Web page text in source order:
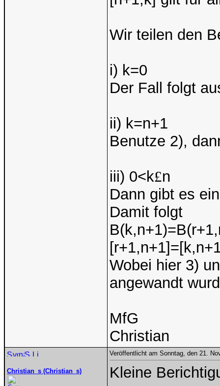
Wir teilen den
i) k=0
Der Fall folgt
ii) k=n+1
Benutze 2),
iii) 0<k£n
Dann gibt es
Damit folgt
Wobei hier 3)
angewandt
MfG
Christian
Christian_s (Christian_s)
Veröffentlicht am Sonntag, den 21.
Kleine